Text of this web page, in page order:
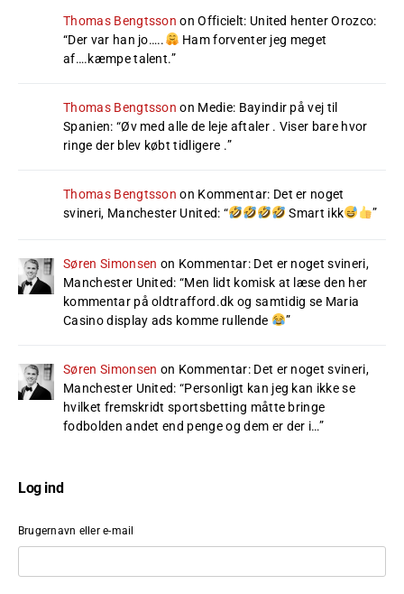
Thomas Bengtsson onOfficielt: United henter Orozco:
“Der var han jo…..
Ham forventer jeg meget
af….kæmpe talent.”
Thomas Bengtsson on Medie: Bayindir på vej til
Spanien: “Øv med alle de leje aftaler . Viser bare hvor
ringe der blev købt tidligere .”
Thomas Bengtsson on Kommentar: Det er noget
svineri, Manchester United: “ Smart ikk ”
Søren Simonsen on Kommentar: Det er noget svineri,
Manchester United: “Men lidt komisk at læse den her
kommentar på oldtrafford.dk og samtidig se Maria
Casino display ads komme rullende
”
Søren Simonsen on Kommentar: Det er noget svineri,
Manchester United: “Personligt kan jeg kan ikke se
hvilket fremskridt sportsbetting måtte bringe
fodbolden andet end penge og dem er der i…”
Log ind
Brugernavn eller e-mail